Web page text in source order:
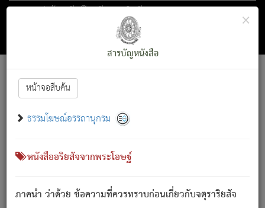
ตอน 1 ว่าด้วย สัตว์โลกกับจตุราริยสัจ
สารบัญ×
สารบัญหนังสือ
หน้าจอสืบค้น
ธรรมโฆษณ์อรรถานุกรม
หนังสืออริยสัจจากพระโอษฐ์
ภาคนำ ว่าด้วย ข้อความที่ควรทราบก่อนเกี่ยวกับจตุราริยสัจ
Font :15 ]||
สัตว์โลกนี้ เกิดความเดือดร้อนแล้ว มีผัสสะบังหน้า
เขาสำคัญสิ่งใด โดยความเป็นประการใด แต่สิ่งนั้นย่อมเป็น
(ตามที่เป็นจริง) โดยประการอื่นจากที่เขาสำคัญนั้น
สัตว์โลกติดข้องอยู่ในภพ ถูกภพบังหน้าแล้ว มีภพโดยความ
เป็นอย่างอื่น (จากที่มันเป็นอยู่จริง) จึงได้เพลิดเพลินยิ่งนักในภพ